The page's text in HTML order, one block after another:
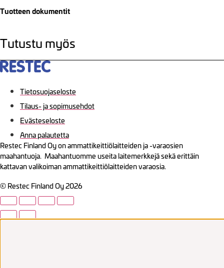
Tuotteen dokumentit
Tutustu myös
Tietosuojaseloste
Tilaus- ja sopimusehdot
Evästeseloste
Anna palautetta
Restec Finland Oy on ammattikeittiölaitteiden ja -varaosien
maahantuoja. Maahantuomme useita laitemerkkejä sekä erittäin
kattavan valikoiman ammattikeittiölaitteiden varaosia.
© Restec Finland Oy 2026